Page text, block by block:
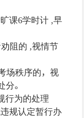
课6学时计 ,早
阻的 ,视情节
场秩序的 ， 视
分。
行为的处理
规认定暂行办